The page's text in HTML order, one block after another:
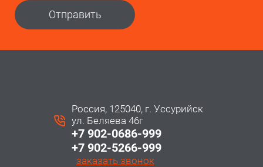
Отправить
Россия, 125040, г. Уссурийск
ул. Беляева 46г
+7 902-0686-999
+7 902-5266-999
заказать звонок